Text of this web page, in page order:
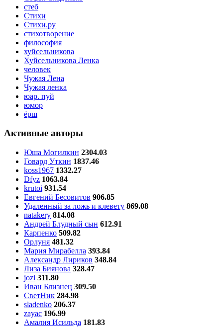
стеб
Стихи
Стихи.ру
стихотворение
философия
хуйсельникова
Хуйсельникова Ленка
человек
Чужая Лена
Чужая ленка
юар. пуй
юмор
ёрш
Активные авторы
Юша Могилкин 2304.03
Говард Уткин 1837.46
koss1967 1332.27
Dfyz 1063.84
krutoi 931.54
Евгений Бесовитов 906.85
Удаленный за ложь и клевету 869.08
natakery 814.08
Андрей Блудный сын 612.91
Карпенко 509.82
Орлуня 481.32
Мария Мирабелла 393.84
Александр Лириков 348.84
Лиза Биянова 328.47
jozi 311.80
Иван Близнец 309.50
СветНик 284.98
sladenko 206.37
zayac 196.99
Амалия Исильда 181.83